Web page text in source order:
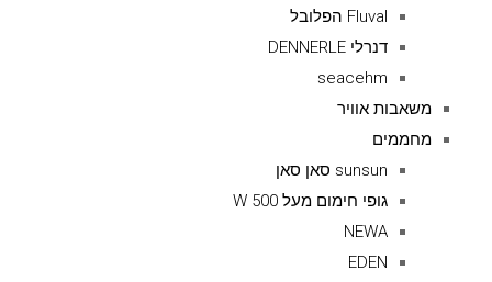
Fluval הפלובל
דנרלי DENNERLE
seacehm
משאבות אוויר
מחממים
sunsun סאן סאן
גופי חימום מעל 500 W
NEWA
EDEN